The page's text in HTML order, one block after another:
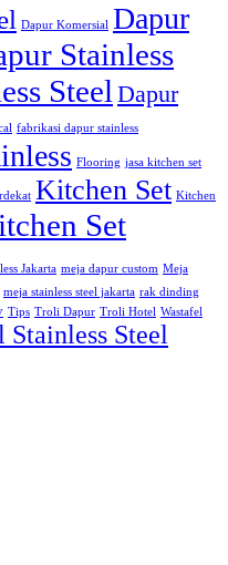
Dapur Komersial Dapur
Stainless
Steel Dapur
fabrikasi dapur stainless
Flooring jasa kitchen set
Kitchen Set Kitchen
Set
Jakarta meja dapur custom Meja
meja stainless steel jakarta rak dinding
Tips Troli Dapur Troli Hotel Wastafel
Stainless Steel